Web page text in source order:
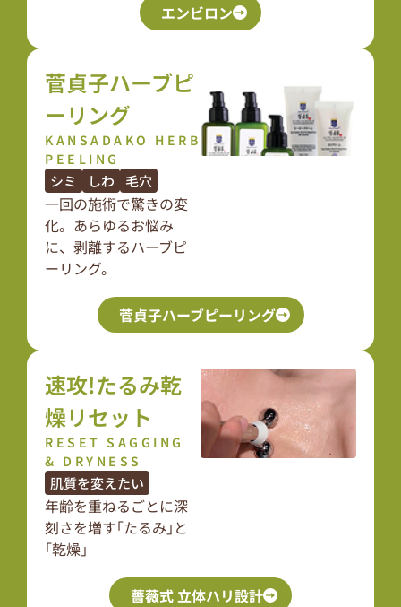
エンビロン
菅貞子ハーブピ
ーリング
KANSADAKO HERB
PEELING
シミ しわ 毛穴
一回の施術で驚きの変
化。あらゆるお悩み
に、剥離するハーブピ
ーリング。
菅貞子ハーブピーリング
速攻!たるみ乾
燥リセット
RESET SAGGING
& DRYNESS
肌質を変えたい
年齢を重ねるごとに深
刻さを増す｢たるみ｣と
｢乾燥｣
薔薇式 立体ハリ設計